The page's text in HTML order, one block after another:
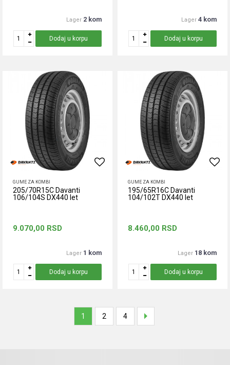
Lager 2 kom
Dodaj u korpu
Lager 4 kom
Dodaj u korpu
GUME ZA KOMBI
205/70R15C Davanti
106/104S DX440 let
9.070,00 RSD
Lager 1 kom
Dodaj u korpu
GUME ZA KOMBI
195/65R16C Davanti
104/102T DX440 let
8.460,00 RSD
Lager 18 kom
Dodaj u korpu
1 2 4